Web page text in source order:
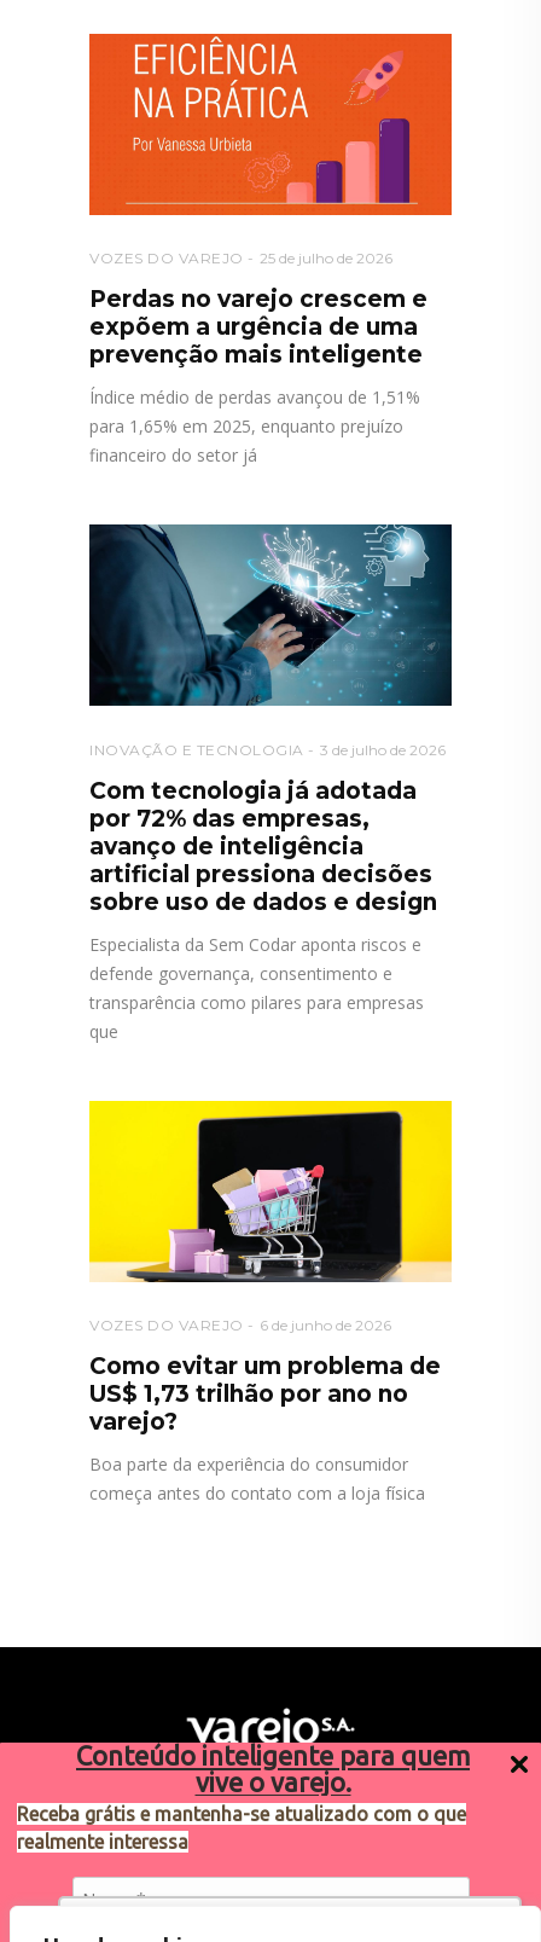
Conteúdo inteligente para quem
vive o varejo.
Receba grátis e mantenha-se atualizado com o que
realmente interessa
Utilizamos cookies para oferecer melhor
VOZES DO VAREJO 25 de julho de 2026
Perdas no varejo crescem e
expõem a urgência de uma
prevenção mais inteligente
Índice médio de perdas avançou de 1,51%
para 1,65% em 2025, enquanto prejuízo
financeiro do setor já
INOVAÇÃO E TECNOLOGIA 3 de julho de 2026
Com tecnologia já adotada
por 72% das empresas,
avanço de inteligência
artificial pressiona decisões
sobre uso de dados e design
Especialista da Sem Codar aponta riscos e
defende governança, consentimento e
transparência como pilares para empresas
que
VOZES DO VAREJO 6 de junho de 2026
Como evitar um problema de
US$ 1,73 trilhão por ano no
varejo?
Boa parte da experiência do consumidor
começa antes do contato com a loja física
Sugestões de pauta
varejosa@cndl.org.br